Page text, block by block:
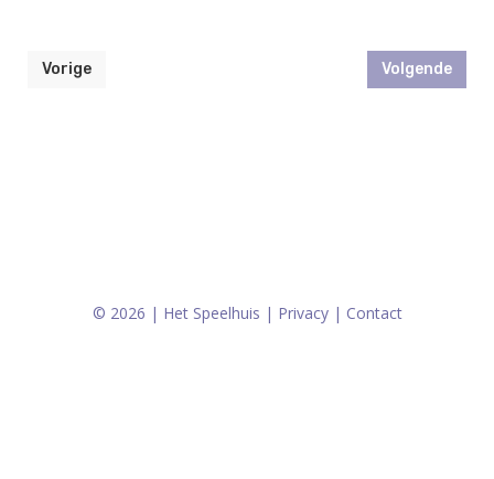
Vorige Volgende
© 2026 | Het Speelhuis | Privacy| Contact